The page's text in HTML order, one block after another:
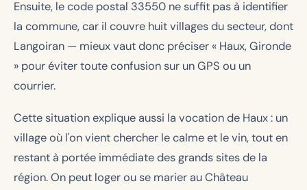
Ensuite, le code postal 33550 ne suffit pas à identifier
la commune, car il couvre huit villages du secteur, dont
Langoiran — mieux vaut donc préciser « Haux, Gironde
» pour éviter toute confusion sur un GPS ou un
courrier.
Cette situation explique aussi la vocation de Haux : un
village où l'on vient chercher le calme et le vin, tout en
restant à portée immédiate des grands sites de la
région. On peut loger ou se marier au Château